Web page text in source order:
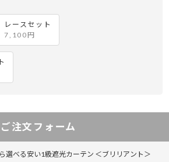
レール
でし
に長い
方なく
ちらが1
せても
くさん
テンが
た。組
部屋を明るい印象にしたいと
思い、スカイブルーを選びま
￥12,800
￥19,200
￥12,800
レースセット
7,100円
ご注文フォーム
選べる安い1級遮光カーテン ＜ブリリアント＞